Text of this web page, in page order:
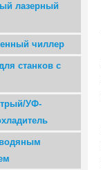
лазерный
чиллер
станков с
УФ-